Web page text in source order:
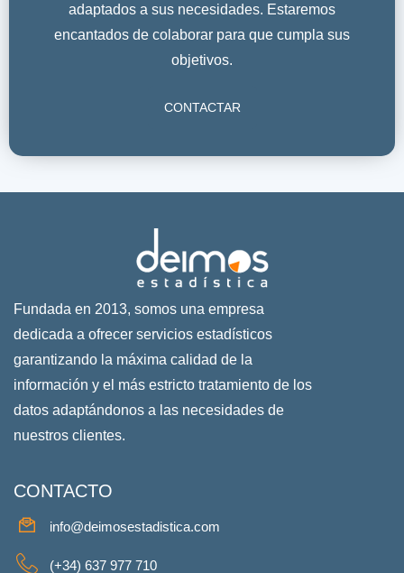
adaptados a sus necesidades. Estaremos
encantados de colaborar para que cumpla sus
objetivos.
CONTACTAR
Fundada en 2013, somos una empresa
dedicada a ofrecer servicios estadísticos
garantizando la máxima calidad de la
información y el más estricto tratamiento de los
datos adaptándonos a las necesidades de
nuestros clientes.
CONTACTO
info@deimosestadistica.com
(+34) 637 977 710